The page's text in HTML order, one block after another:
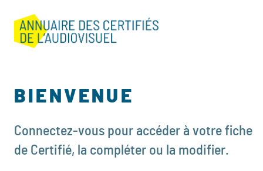
BIENVENUE
Connectez-vous pour accéder à votre fiche
de Certifié, la compléter ou la modifier.